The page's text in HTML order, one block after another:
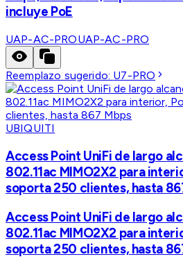
incluye PoE
UAP-AC-PROUAP-AC-PRO
Reemplazo sugerido: U7-PRO
UBIQUITI
Access Point UniFi de largo
802.11ac MIMO2X2 para
soporta 250 clientes, hasta
Access Point UniFi de largo
802.11ac MIMO2X2 para
soporta 250 clientes, hasta